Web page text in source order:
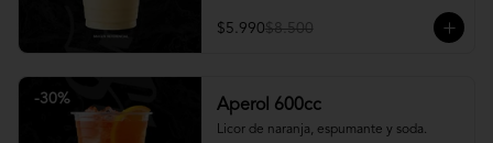
$5.990$8.500
-30% Aperol 600cc
Licor de naranja, espumante y soda.